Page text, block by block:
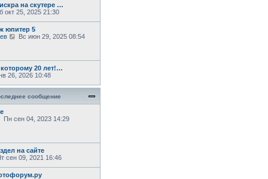
й
т
и
к
п
е
д
н
е
м
о
о
е
н
и
ю
на скутере …
окт 25, 2025 21:30
юпитер 5
П
т
и
к
о
е
е
м
у
Вс июн 29, 2025 08:54
20 лет!…
26, 2026 10:48
сообщение
П
т
и
к
п
Пн сен 04, 2023 14:29
на сайте
сен 09, 2021 16:46